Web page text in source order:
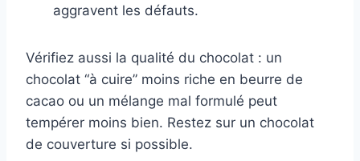
aggravent les défauts.
Vérifiez aussi la qualité du chocolat : un
chocolat “à cuire” moins riche en beurre de
cacao ou un mélange mal formulé peut
tempérer moins bien. Restez sur un chocolat
de couverture si possible.